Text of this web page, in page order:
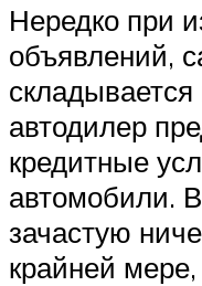
Нередко при
объявлений,
автодилер
кредитные
автомобили.
зачастую
крайней